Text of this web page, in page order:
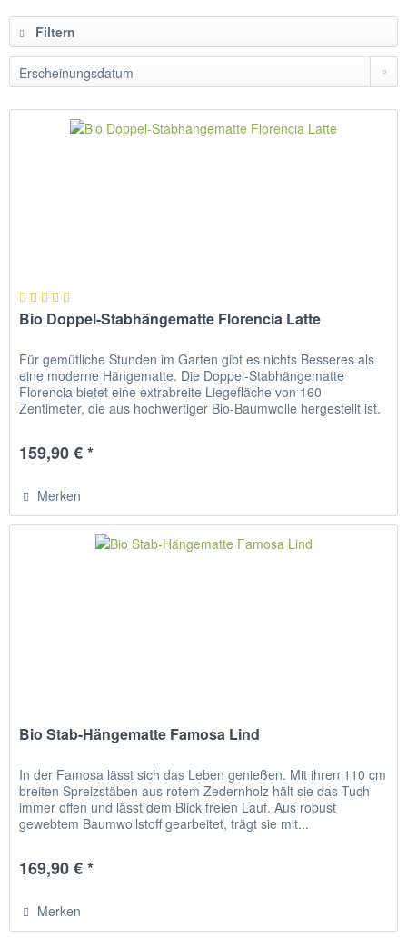
Filtern
Bio Doppel-Stabhängematte Florencia Latte
Für gemütliche Stunden im Garten gibt es nichts Besseres als
eine moderne Hängematte. Die Doppel-Stabhängematte
Florencia bietet eine extrabreite Liegefläche von 160
Zentimeter, die aus hochwertiger Bio-Baumwolle hergestellt ist.
159,90 € *
Merken
Bio Stab-Hängematte Famosa Lind
In der Famosa lässt sich das Leben genießen. Mit ihren 110 cm
breiten Spreizstäben aus rotem Zedernholz hält sie das Tuch
immer offen und lässt dem Blick freien Lauf. Aus robust
gewebtem Baumwollstoff gearbeitet, trägt sie mit...
169,90 € *
Merken